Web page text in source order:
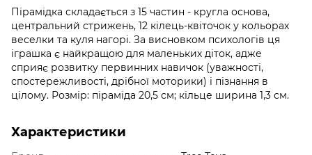
Пірамідка складається з 15 частин - кругла основа,
центральний стрижень, 12 кілець-квіточок у кольорах
веселки та куля нагорі. За висновком психологів ця
іграшка є найкращою для маленьких діток, адже
сприяє розвитку первинних навичок (уважності,
спостережливості, дрібної моторики) і пізнання в
цілому. Розмір: піраміда 20,5 см; кільце ширина 1,3 см.
Характеристики